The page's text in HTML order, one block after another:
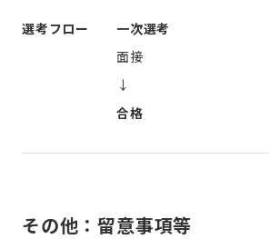
選考フロー
一次選考
面接
↓
合格
その他：留意事項等